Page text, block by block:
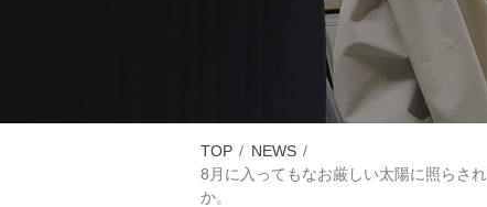
TOP
NEWS
8月に入ってもなお厳しい太陽に照らさ
か。